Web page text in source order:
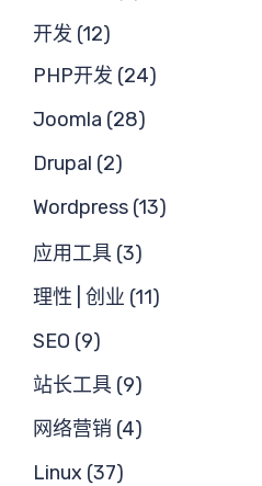
求
google_ad_section_end
分放在这两段代码中间即可
某处开始的信息，可以在那
开发 (12)
PHP开发 (24)
Joomla (28)
Drupal (2)
Wordpress (13)
应用工具 (3)
理性 | 创业 (11)
SEO (9)
站长工具 (9)
网络营销 (4)
Linux (37)